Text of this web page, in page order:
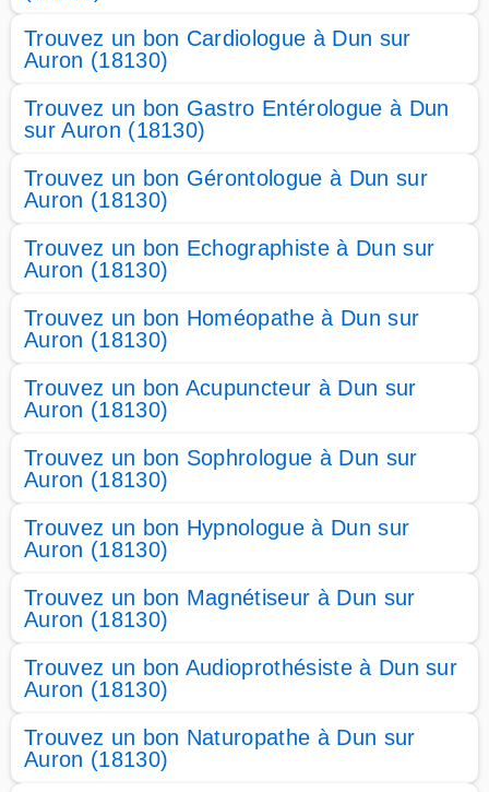
Trouvez un bon Cardiologue à Dun sur
Auron (18130)
Trouvez un bon Gastro Entérologue à Dun
sur Auron (18130)
Trouvez un bon Gérontologue à Dun sur
Auron (18130)
Trouvez un bon Echographiste à Dun sur
Auron (18130)
Trouvez un bon Homéopathe à Dun sur
Auron (18130)
Trouvez un bon Acupuncteur à Dun sur
Auron (18130)
Trouvez un bon Sophrologue à Dun sur
Auron (18130)
Trouvez un bon Hypnologue à Dun sur
Auron (18130)
Trouvez un bon Magnétiseur à Dun sur
Auron (18130)
Trouvez un bon Audioprothésiste à Dun sur
Auron (18130)
Trouvez un bon Naturopathe à Dun sur
Auron (18130)